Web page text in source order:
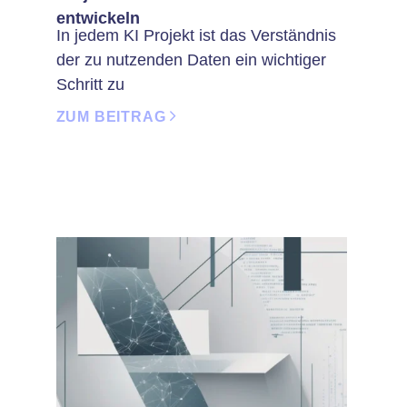
entwickeln
In jedem KI Projekt ist das Verständnis
der zu nutzenden Daten ein wichtiger
Schritt zu
ZUM BEITRAG